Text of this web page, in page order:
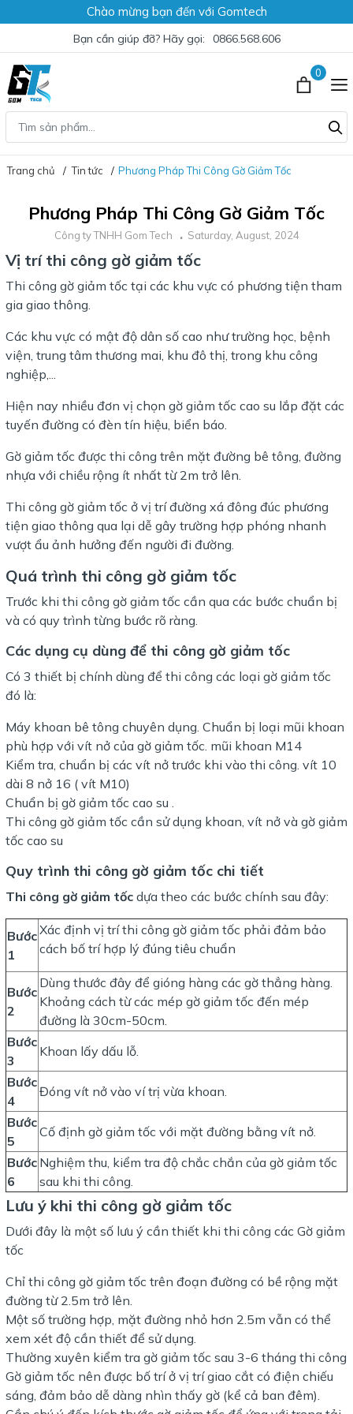
Chào mừng bạn đến với Gomtech
Bạn cần giúp đỡ? Hãy gọi: 0866.568.606
0
Trang chủ Tin tức Phương Pháp Thi Công Gờ Giảm Tốc
Phương Pháp Thi Công Gờ Giảm Tốc
Công ty TNHH Gom Tech Saturday, August, 2024
Vị trí thi công gờ giảm tốc
Thi công gờ giảm tốc tại các khu vực có phương tiện tham
gia giao thông.
Các khu vực có mật độ dân số cao như trường học, bệnh
viện, trung tâm thương mai, khu đô thị, trong khu công
nghiệp,...
Hiện nay nhiều đơn vị chọn gờ giảm tốc cao su lắp đặt các
tuyến đường có đèn tín hiệu, biển báo.
Gờ giảm tốc được thi công trên mặt đường bê tông, đường
nhựa với chiều rộng ít nhất từ 2m trở lên.
Thi công gờ giảm tốc ở vị trí đường xá đông đúc phương
tiện giao thông qua lại dễ gây trường hợp phóng nhanh
vượt ẩu ảnh hưởng đến người đi đường.
Quá trình thi công gờ giảm tốc
Trước khi thi công gờ giảm tốc cần qua các bước chuẩn bị
và có quy trình từng bước rõ ràng.
Các dụng cụ dùng để thi công gờ giảm tốc
Có 3 thiết bị chính dùng để thi công các loại gờ giảm tốc
đó là:
Máy khoan bê tông chuyên dụng. Chuẩn bị loại mũi khoan
phù hợp với vít nở của gờ giảm tốc. mũi khoan M14
Kiểm tra, chuẩn bị các vít nở trước khi vào thi công. vít 10
dài 8 nở 16 ( vít M10)
Chuẩn bị gờ giảm tốc cao su .
Thi công gờ giảm tốc cần sử dụng khoan, vít nở và gờ giảm
tốc cao su
Quy trình thi công gờ giảm tốc chi tiết
Thi công gờ giảm tốc dựa theo các bước chính sau đây:
Bước
1
Xác định vị trí thi công gờ giảm tốc phải đảm bảo
cách bố trí hợp lý đúng tiêu chuẩn
Bước
2
Dùng thước đây để gióng hàng các gờ thẳng hàng.
Khoảng cách từ các mép gờ giảm tốc đến mép
đường là 30cm-50cm.
Bước
3
Khoan lấy dấu lỗ.
Bước
4
Đóng vít nở vào ví trị vừa khoan.
Bước
5
Cố định gờ giảm tốc với mặt đường bằng vít nở.
Bước
6
Nghiệm thu, kiểm tra độ chắc chắn của gờ giảm tốc
sau khi thi công.
Lưu ý khi thi công gờ giảm tốc
Dưới đây là một số lưu ý cần thiết khi thi công các Gờ giảm
tốc
Chỉ thi công gờ giảm tốc trên đoạn đường có bề rộng mặt
đường từ 2.5m trở lên.
Một số trường hợp, mặt đường nhỏ hơn 2.5m vẫn có thể
xem xét độ cần thiết để sử dụng.
Thường xuyên kiểm tra gờ giảm tốc sau 3-6 tháng thi công
Gờ giảm tốc nên được bố trí ở vị trí giao cắt có điện chiếu
sáng, đảm bảo dễ dàng nhìn thấy gờ (kể cả ban đêm).